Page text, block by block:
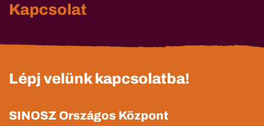
Kapcsolat
Lépj velünk kapcsolatba!
SINOSZ Országos Központ